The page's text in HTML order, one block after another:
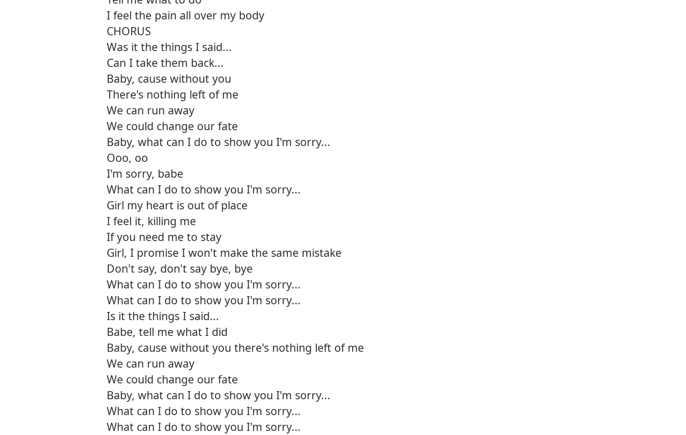
I feel the pain all over my body
CHORUS
Was it the things I said...
Can I take them back...
Baby, cause without you
There's nothing left of me
We can run away
We could change our fate
Baby, what can I do to show you I'm sorry...
Ooo, oo
I'm sorry, babe
What can I do to show you I'm sorry...
Girl my heart is out of place
I feel it, killing me
If you need me to stay
Girl, I promise I won't make the same mistake
Don't say, don't say bye, bye
What can I do to show you I'm sorry...
What can I do to show you I'm sorry...
Is it the things I said...
Babe, tell me what I did
Baby, cause without you there's nothing left of me
We can run away
We could change our fate
Baby, what can I do to show you I'm sorry...
What can I do to show you I'm sorry...
What can I do to show you I'm sorry...